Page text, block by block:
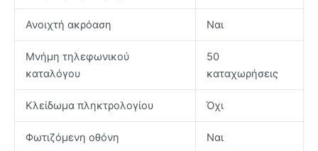
Ανοιχτή ακρόαση Ναι
Μνήμη τηλεφωνικού
καταλόγου
50
καταχωρήσεις
Κλείδωμα πληκτρολογίου Όχι
Φωτιζόμενη οθόνη Ναι